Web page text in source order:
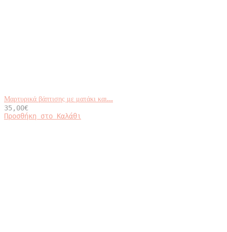
Μαρτυρικά βάπτισης με ματάκι και...
35,00€
Προσθήκη στο Καλάθι